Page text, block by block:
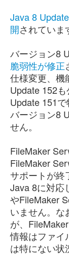
Java 8
開されていま
バージョン8
脆弱性が修正
仕様変更、機
Update 152
Update 151
バージョン8
せん。
FileMaker
FileMaker
サポートが終
Java 8に対応
やFileMaker
いません。な
が、
情報はファイ
は特にない状